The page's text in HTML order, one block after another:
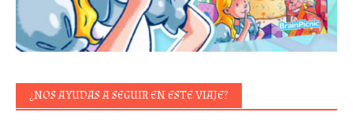
¿NOS AYUDAS A SEGUIR EN ESTE VIAJE?